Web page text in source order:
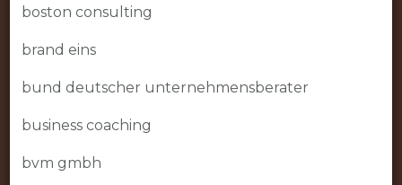
boston consulting
brand eins
bund deutscher unternehmensberater
business coaching
bvm gmbh